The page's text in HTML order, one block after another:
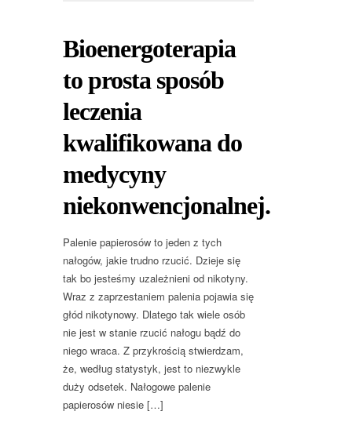
Bioenergoterapia
to prosta sposób
leczenia
kwalifikowana do
medycyny
niekonwencjonalnej.
Palenie papierosów to jeden z tych
nałogów, jakie trudno rzucić. Dzieje się
tak bo jesteśmy uzależnieni od nikotyny.
Wraz z zaprzestaniem palenia pojawia się
głód nikotynowy. Dlatego tak wiele osób
nie jest w stanie rzucić nałogu bądź do
niego wraca. Z przykrością stwierdzam,
że, według statystyk, jest to niezwykle
duży odsetek. Nałogowe palenie
papierosów niesie […]